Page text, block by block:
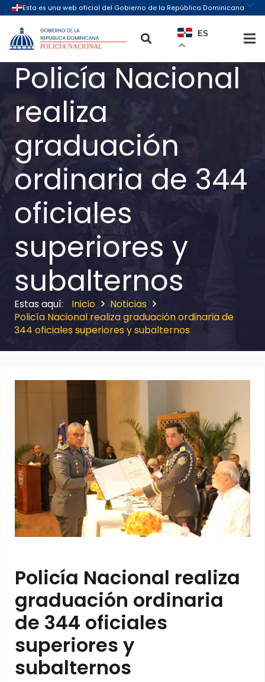
ES
Policía Nacional
realiza
graduación
ordinaria de 344
oficiales
superiores y
subalternos
Inicio
Noticias
Policía Nacional realiza graduación ordinaria de
344 oficiales superiores y subalternos
Policía Nacional realiza
graduación ordinaria
de 344 oficiales
superiores y
subalternos